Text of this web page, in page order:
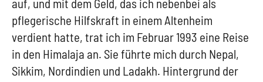
auf, und mit dem Geld, das ich nebenbei als
pflegerische Hilfskraft in einem Altenheim
verdient hatte, trat ich im Februar 1993 eine Reise
in den Himalaja an. Sie führte mich durch Nepal,
Sikkim, Nordindien und Ladakh. Hintergrund der